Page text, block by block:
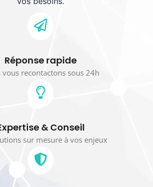
Réponse rapide
vous recontactons sous 24h
& Conseil
sur mesure à vos enjeux